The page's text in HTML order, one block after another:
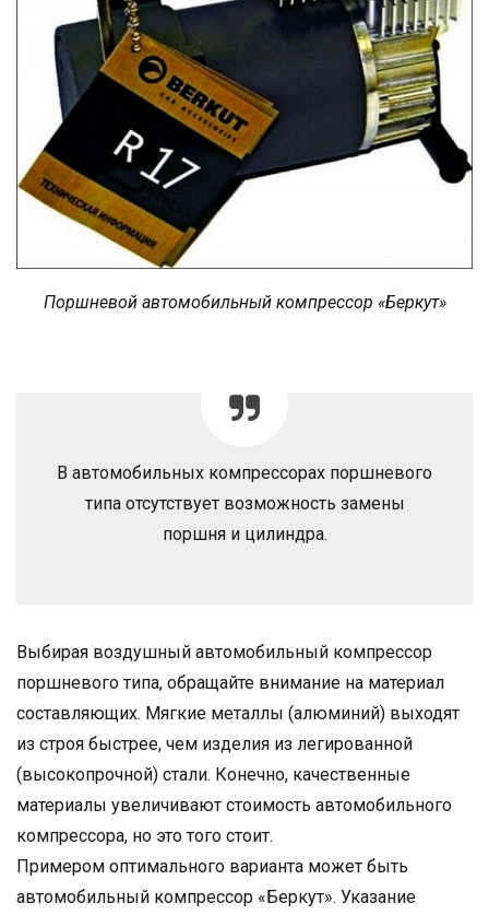
Поршневой автомобильный компрессор «Беркут»
В автомобильных компрессорах поршневого
типа отсутствует возможность замены
поршня и цилиндра.
Выбирая воздушный автомобильный компрессор
поршневого типа, обращайте внимание на материал
составляющих. Мягкие металлы (алюминий) выходят
из строя быстрее, чем изделия из легированной
(высокопрочной) стали. Конечно, качественные
материалы увеличивают стоимость автомобильного
компрессора, но это того стоит.
Примером оптимального варианта может быть
автомобильный компрессор «Беркут». Указание